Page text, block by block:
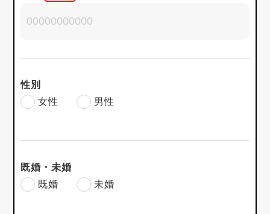
性別
女性
男性
既婚・未婚
既婚
未婚